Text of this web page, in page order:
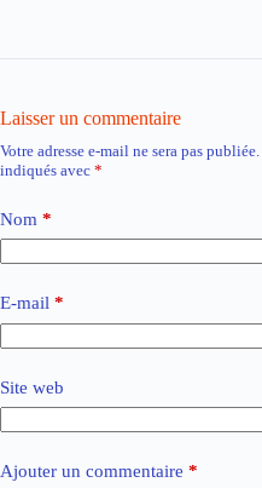
Laisser un commentaire
Votre adresse e-mail ne sera pas publiée.
indiqués avec *
Nom *
E-mail *
Site web
Ajouter un commentaire *